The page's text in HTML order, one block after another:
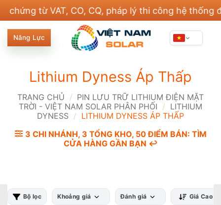
nội
dung
từ VAT, CO, CQ, pháp lý thi công hệ thống điện
Năng Lực
Lithium Dyness Áp Thấp
TRANG CHỦ / PIN LƯU TRỮ LITHIUM ĐIỆN MẶT
TRỜI - VIỆT NAM SOLAR PHÂN PHỐI / LITHIUM
DYNESS / LITHIUM DYNESS ÁP THẤP
3 CHI NHÁNH, 3 TỔNG KHO, 50 ĐIỂM BÁN: TÌM
CỬA HÀNG GẦN BẠN ↩️
Bộ lọc Khoảng giá Đánh giá Giá Cao -